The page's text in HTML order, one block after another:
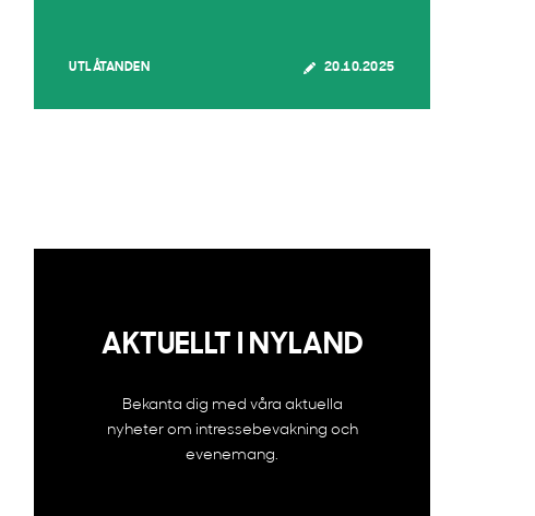
UTLÅTANDEN 20.10.2025
AKTUELLT I NYLAND
Bekanta dig med våra aktuella
nyheter om intressebevakning och
evenemang.